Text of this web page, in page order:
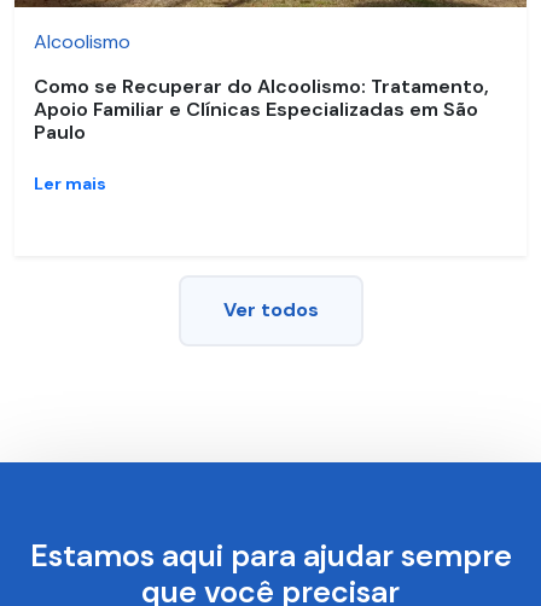
Alcoolismo
Como se Recuperar do Alcoolismo: Tratamento,
Apoio Familiar e Clínicas Especializadas em São
Paulo
Ler mais
Ver todos
Estamos aqui para ajudar sempre
que você precisar